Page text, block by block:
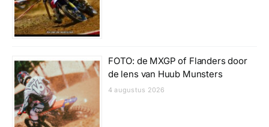
FOTO: de MXGP of Flanders door
de lens van Huub Munsters
4 augustus 2026